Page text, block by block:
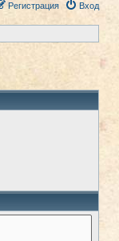
Вход
Регистрация